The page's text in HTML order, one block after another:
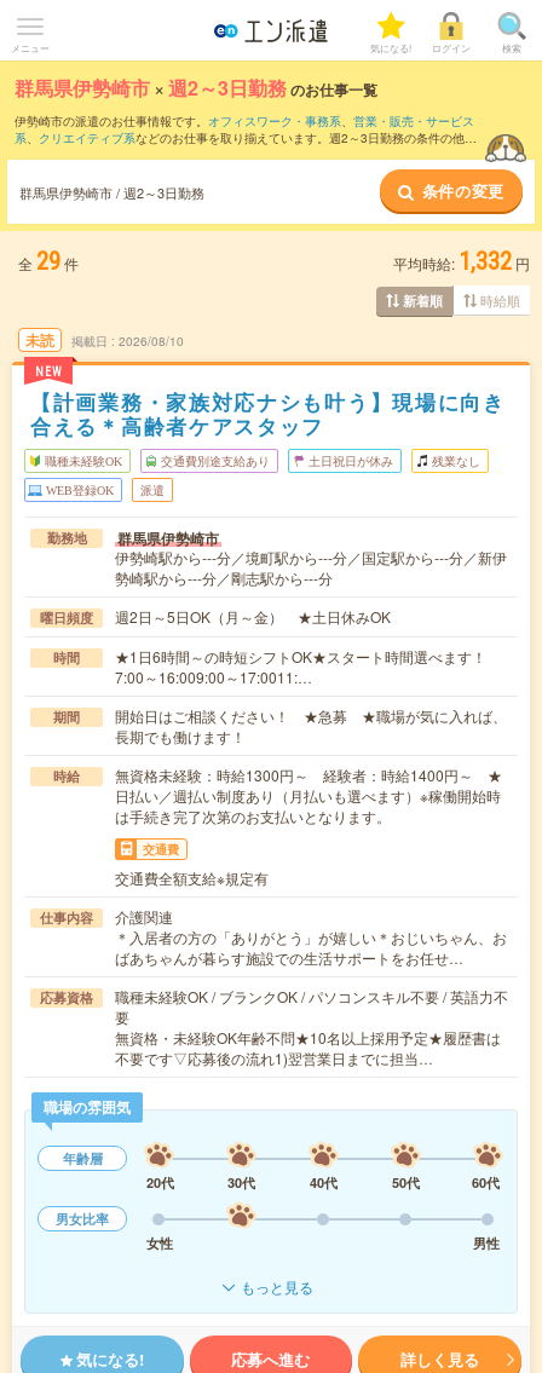
メニュー 気になる! ログイン 検索
群馬県伊勢崎市 ×週2～3日勤務のお仕事一覧
伊勢崎市の派遣のお仕事情報です。 オフィスワーク・事務系、 営業・販売・サービス
系、 クリエイティブ系などのお仕事を取り揃えています。週2～3日勤務の条件の他
群馬県伊勢崎市 / 週2～3日勤務 条件の変更
全 29件 平均時給: 1,332 円
新着順 時給順
未読
NEW
掲載日 2026/08/10
【計画業務・家族対応ナシも叶う】現場に向き
合える＊高齢者ケアスタッフ
職種未経験OK 交通費別途支給あり 土日祝日が休み 残業なし
WEB登録OK 派遣
勤務地 群馬県伊勢崎市
伊勢崎駅から---分／境町駅から---分／国定駅から---分／新伊
勢崎駅から---分／剛志駅から---分
曜日頻度 週2日～5日OK（月～金） ★土日休みOK
時間
★1日6時間～の時短シフトOK★スタート時間選べます！
7:00～16:009:00～17:0011:…
期間
開始日はご相談ください！ ★急募 ★職場が気に入れば、
長期でも働けます！
時給
無資格未経験：時給1300円～ 経験者：時給1400円～ ★
日払い／週払い制度あり（月払いも選べます）※稼働開始時
は手続き完了次第のお支払いとなります。
交通費
交通費全額支給※規定有
仕事内容
介護関連
＊入居者の方の「ありがとう」が嬉しい＊おじいちゃん、お
ばあちゃんが暮らす施設での生活サポートをお任せ…
応募資格
職種未経験OK / ブランクOK / パソコンスキル不要 / 英語力不
要
無資格・未経験OK年齢不問★10名以上採用予定★履歴書は
不要です▽応募後の流れ1)翌営業日までに担当…
職場の雰囲気
年齢層
20代
30代 40代 50代
60代
男女比率
女性
男性
もっと見る
気になる! 応募へ進む 詳しく見る